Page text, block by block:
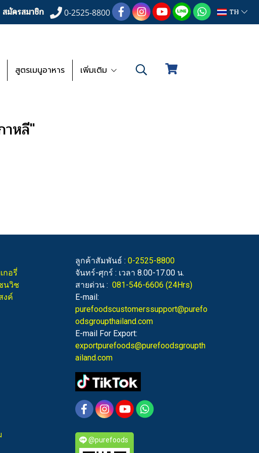
สมัครสมาชิก 0-2525-8800 TH
สูตรเมนูอาหาร เพิ่มเติม
าหลี"
กอรี่
นวิช
งค์
ลูกค้าสัมพันธ์ : 0-2525-8800
จันทร์-ศุกร์ : เวลา 8.00-17.00 น.
สายด่วน : 081-546-6606 (24Hrs)
E-mail:
purefoodscustomerssupport@purefo
odsgroupthailand.com
E-mail For Export:
exportpurefoods@purefoodsgroupth
ailand.com
@purefoods